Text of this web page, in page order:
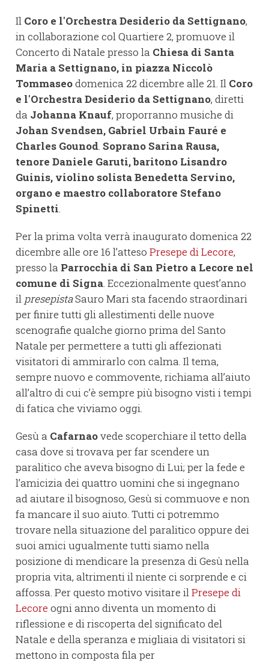
Il Coro e l'Orchestra Desiderio da Settignano,
in collaborazione col Quartiere 2, promuove il
Concerto di Natale presso la Chiesa di Santa
Maria a Settignano, in piazza Niccolò
Tommaseodomenica 22 dicembre alle 21. Il Coro
e l'Orchestra Desiderio da Settignano, diretti
da Johanna Knauf, proporranno musiche di
Johan Svendsen, Gabriel Urbain Fauré e
Charles Gounod. Soprano Sarina Rausa,
tenore Daniele Garuti, baritono Lisandro
Guinis, violino solista Benedetta Servino,
organo e maestro collaboratore Stefano
Spinetti.
Per la prima volta verrà inaugurato domenica 22
dicembre alle ore 16 l’atteso Presepe di Lecore,
presso la Parrocchia di San Pietro a Lecore nel
comune di Signa. Eccezionalmente quest’anno
il presepistaSauro Mari sta facendo straordinari
per finire tutti gli allestimenti delle nuove
scenografie qualche giorno prima del Santo
Natale per permettere a tutti gli affezionati
visitatori di ammirarlo con calma. Il tema,
sempre nuovo e commovente, richiama all’aiuto
all’altro di cui c’è sempre più bisogno visti i tempi
di fatica che viviamo oggi.
Gesù a Cafarnaovede scoperchiare il tetto della
casa dove si trovava per far scendere un
paralitico che aveva bisogno di Lui; per la fede e
l’amicizia dei quattro uomini che si ingegnano
ad aiutare il bisognoso, Gesù si commuove e non
fa mancare il suo aiuto. Tutti ci potremmo
trovare nella situazione del paralitico oppure dei
suoi amici ugualmente tutti siamo nella
posizione di mendicare la presenza di Gesù nella
propria vita, altrimenti il niente ci sorprende e ci
affossa. Per questo motivo visitare ilPresepe di
Lecore ogni anno diventa un momento di
riflessione e di riscoperta del significato del
Natale e della speranza e migliaia di visitatori si
mettono in composta fila per